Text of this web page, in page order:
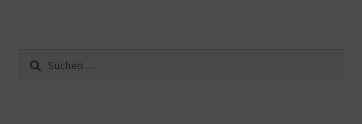
Suche
nach: